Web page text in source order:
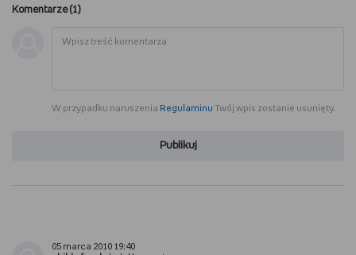
Komentarze (1)
W przypadku naruszenia Regulaminu Twój wpis zostanie usunięty.
Publikuj
05 marca 2010 19:40